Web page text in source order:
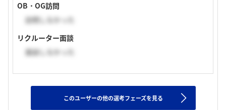
OB・OG訪問
訪問しなかった
リクルーター面談
面談しなかった
このユーザーの他の選考フェーズを見る